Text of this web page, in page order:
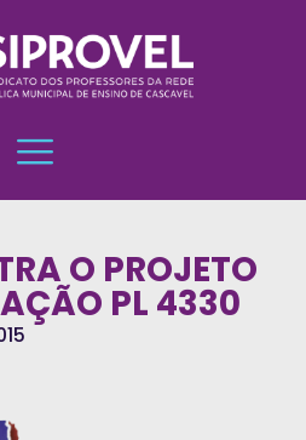
O PROJETO
PL 4330